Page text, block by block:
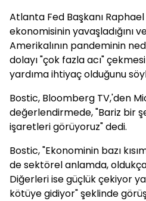
Atlanta Fed Başkanı
ekonomisinin yavaşladığını
Amerikalının pandeminin
dolayı "çok fazla acı"
yardıma ihtiyaç olduğunu
Bostic, Bloomberg TV,'den
değerlendirmede, "Bariz bir
işaretleri görüyoruz" dedi.
Bostic, "Ekonominin bazı
de sektörel anlamda,
Diğerleri ise güçlük çekiyor
kötüye gidiyor" şeklinde